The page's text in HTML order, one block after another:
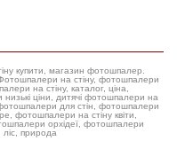
купити, магазин фотошпалер.
на стіну, фотошпалери
на стіну, каталог, ціна,
фотошпалери на
для стін, фотошпалери
фотошпалери на стіну квіти,
орхідеї, фотошпалери
природа